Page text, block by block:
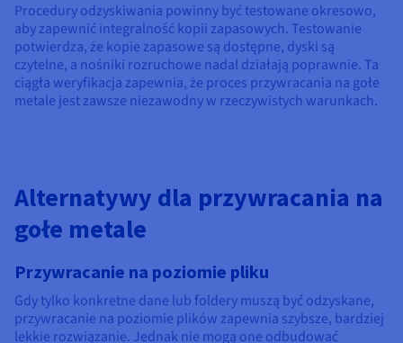
Procedury odzyskiwania powinny być testowane okresowo,
aby zapewnić integralność kopii zapasowych. Testowanie
potwierdza, że kopie zapasowe są dostępne, dyski są
czytelne, a nośniki rozruchowe nadal działają poprawnie. Ta
ciągła weryfikacja zapewnia, że proces przywracania na gołe
metale jest zawsze niezawodny w rzeczywistych warunkach.
Alternatywy dla przywracania na
gołe metale
Przywracanie na poziomie pliku
Gdy tylko konkretne dane lub foldery muszą być odzyskane,
przywracanie na poziomie plików zapewnia szybsze, bardziej
lekkie rozwiązanie. Jednak nie mogą one odbudować